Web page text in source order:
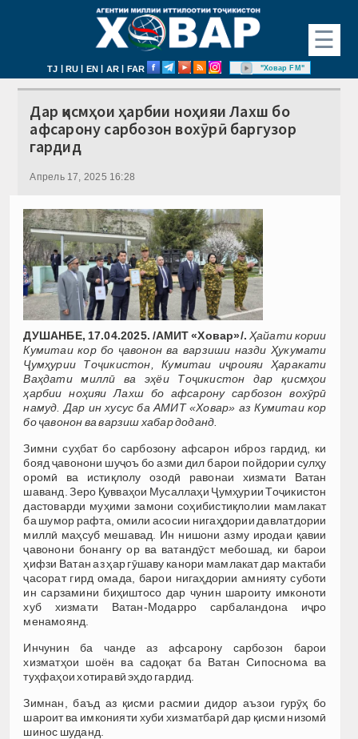
☰
TJ | RU | EN | AR | FAR "Ховар FM"
Дар қисмҳои ҳарбии ноҳияи Лахш бо
афсарону сарбозон вохӯрӣ баргузор
гардид
Апрель 17, 2025 16:28
ДУШАНБЕ, 17.04.2025. /АМИТ «Ховар»/. Ҳайати кории
Кумитаи кор бо ҷавонон ва варзиши назди Ҳукумати
Ҷумҳурии Тоҷикистон, Кумитаи иҷроияи Ҳаракати
Ваҳдати миллӣ ва эҳёи Тоҷикистон дар қисмҳои
ҳарбии ноҳияи Лахш бо афсарону сарбозон вохӯрӣ
намуд. Дар ин хусус ба АМИТ«Ховар» азКумитаи кор
бо ҷавонон ва варзиш хабар доданд.
Зимни суҳбат бо сарбозону афсарон иброз гардид, ки
бояд ҷавонони шуҷоъ бо азми дил барои пойдории сулҳу
оромӣ ва истиқлолу озодӣ равонаи хизмати Ватан
шаванд. Зеро Қувваҳои Мусаллаҳи Ҷумҳурии Тоҷикистон
дастоварди муҳими замони соҳибистиқлолии мамлакат
ба шумор рафта, омили асосии нигаҳдории давлатдории
миллӣ маҳсуб мешавад. Ин нишони азму иродаи қавии
ҷавонони бонангу ор ва ватандӯст мебошад, ки барои
ҳифзи Ватан аз ҳар гӯшаву канори мамлакат дар мактаби
ҷасорат гирд омада, барои нигаҳдории амнияту суботи
ин сарзамини биҳиштосо дар чунин шароиту имконоти
хуб хизмати Ватан-Модарро сарбаландона иҷро
менамоянд.
Инчунин ба чанде аз афсарону сарбозон барои
хизматҳои шоён ва садоқат ба Ватан Сипоснома ва
туҳфаҳои хотиравӣ эҳдо гардид.
Зимнан, баъд аз қисми расмии дидор аъзои гурӯҳ бо
шароит ва имконияти хуби хизматбарӣ дар қисми низомӣ
шинос шуданд.